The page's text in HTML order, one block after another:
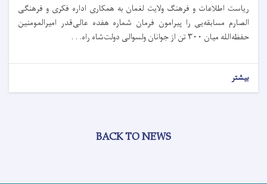
ریاست اطلاعات و فرهنگ ولایت لغمان به همکاری اداره فکری و فرهنگی
الصارم مسابقه‌یی را پیرامون فرمان شماره هفده عالی‌قدر امیرالمومنین
حفظه‌الله میان ۳۰۰ تن از جوانان ولسوالی دولت‌شاه راه. . .
بیشتر
BACK TO NEWS